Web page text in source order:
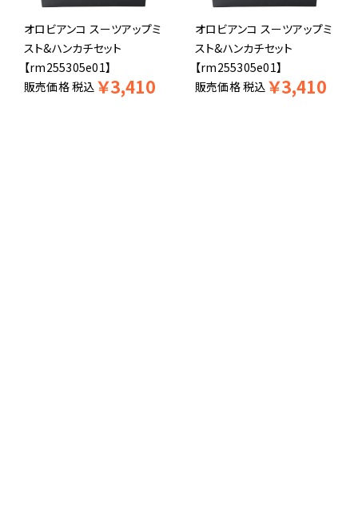
オロビアンコ スーツアップミ
スト&ハンカチセット
【rm255305e01】
販売価格税込 ￥3,410
オロビアンコ スーツアップミ
スト&ハンカチセット
【rm255305e01】
販売価格税込 ￥3,410